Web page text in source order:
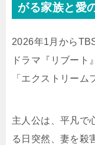
がる家族と愛
2026年1月から
ドラマ『リブート
「エクストリーム
主人公は、平凡で
る日突然、妻を殺